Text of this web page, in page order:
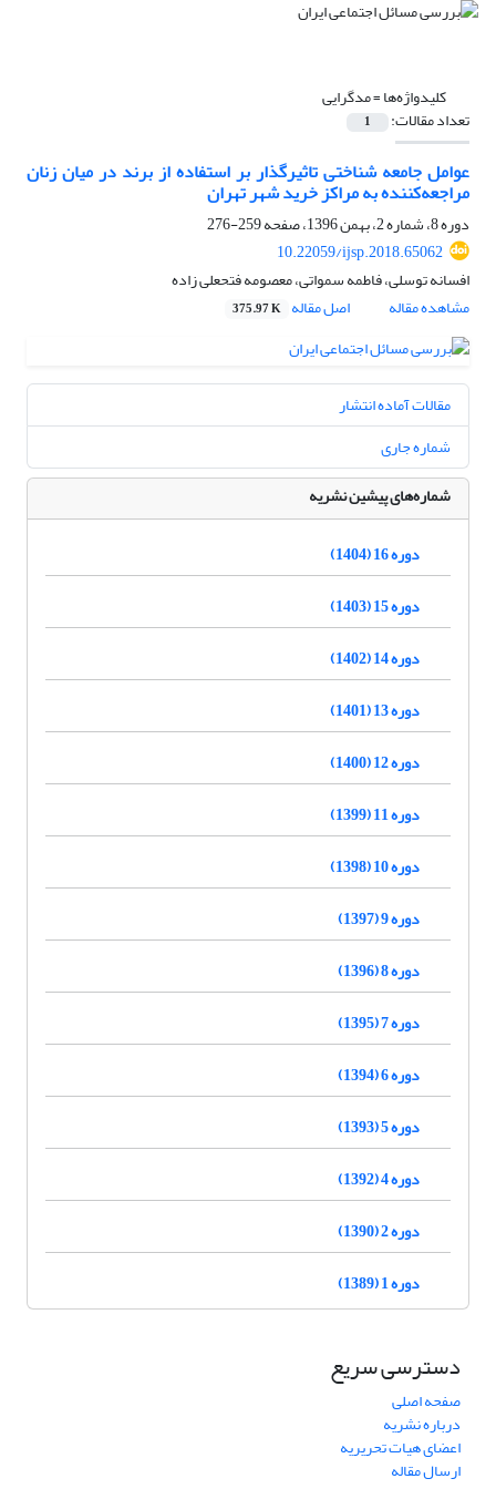
کلیدواژه‌ها =مدگرایی
تعداد مقالات: 1
عوامل جامعه شناختی تاثیرگذار بر استفاده از برند در میان زنان
مراجعه‌کننده به مراکز خرید شهر تهران
دوره 8، شماره 2، بهمن 1396، صفحه
259-276
10.22059/ijsp.2018.65062
افسانه توسلی، فاطمه سمواتی، معصومه فتحعلی زاده
مشاهده مقاله
اصل مقاله 375.97 K
مقالات آماده انتشار
شماره جاری
شماره‌های پیشین نشریه
دوره 16 (1404)
دوره 15 (1403)
دوره 14 (1402)
دوره 13 (1401)
دوره 12 (1400)
دوره 11 (1399)
دوره 10 (1398)
دوره 9 (1397)
دوره 8 (1396)
دوره 7 (1395)
دوره 6 (1394)
دوره 5 (1393)
دوره 4 (1392)
دوره 2 (1390)
دوره 1 (1389)
دسترسی سریع
صفحه اصلی
درباره نشریه
اعضای هیات تحریریه
ارسال مقاله